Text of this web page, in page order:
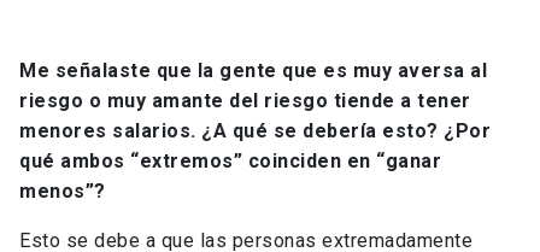
Me señalaste que la gente que es muy aversa al
riesgo o muy amante del riesgo tiende a tener
menores salarios. ¿A qué se debería esto? ¿Por
qué ambos “extremos” coinciden en “ganar
menos”?
Esto se debe a que las personas extremadamente